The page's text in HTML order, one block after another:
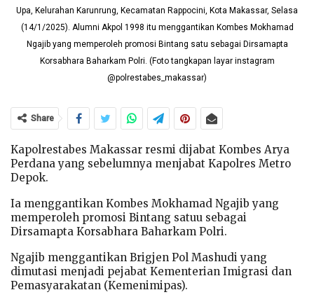
Upa, Kelurahan Karunrung, Kecamatan Rappocini, Kota Makassar, Selasa
(14/1/2025). Alumni Akpol 1998 itu menggantikan Kombes Mokhamad
Ngajib yang memperoleh promosi Bintang satu sebagai Dirsamapta
Korsabhara Baharkam Polri. (Foto tangkapan layar instagram
@polrestabes_makassar)
Share
Kapolrestabes Makassar resmi dijabat Kombes Arya
Perdana yang sebelumnya menjabat Kapolres Metro
Depok.
Ia menggantikan Kombes Mokhamad Ngajib yang
memperoleh promosi Bintang satuu sebagai
Dirsamapta Korsabhara Baharkam Polri.
Ngajib menggantikan Brigjen Pol Mashudi yang
dimutasi menjadi pejabat Kementerian Imigrasi dan
Pemasyarakatan (Kemenimipas).